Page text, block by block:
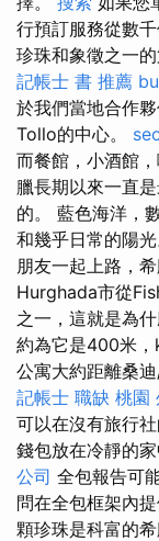
行預訂服務從數
珍珠和象徵之一
記帳士 書 推薦
於我們當地合作
Tollo的中心。
而餐館，小酒館
臘長期以來一直
的。 藍色海洋，
和幾乎日常的陽
朋友一起上路，
Hurghada市從
之一，這就是為
約為它是400米
公寓大約距離桑
記帳士 職缺 桃園
可以在沒有旅行
錢包放在冷靜的
公司 全包報告可
問在全包框架內
顆珍珠是科富的希